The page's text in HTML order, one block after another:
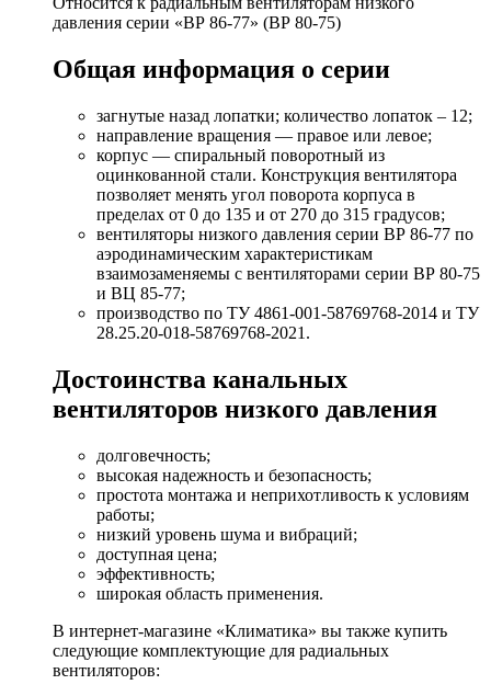
давления серии «ВР 86-77» (ВР 80-75)
Общая информация о серии
загнутые назад лопатки; количество лопаток – 12;
направление вращения — правое или левое;
корпус — спиральный поворотный из
оцинкованной стали. Конструкция вентилятора
позволяет менять угол поворота корпуса в
пределах от 0 до 135 и от 270 до 315 градусов;
вентиляторы низкого давления серии ВР 86-77 по
аэродинамическим характеристикам
взаимозаменяемы с вентиляторами серии ВР 80-75
и ВЦ 85-77;
производство по ТУ 4861-001-58769768-2014 и ТУ
28.25.20-018-58769768-2021.
Достоинства канальных
вентиляторов низкого давления
долговечность;
высокая надежность и безопасность;
простота монтажа и неприхотливость к условиям
работы;
низкий уровень шума и вибраций;
доступная цена;
эффективность;
широкая область применения.
В интернет-магазине «Климатика» вы также купить
следующие комплектующие для радиальных
вентиляторов: